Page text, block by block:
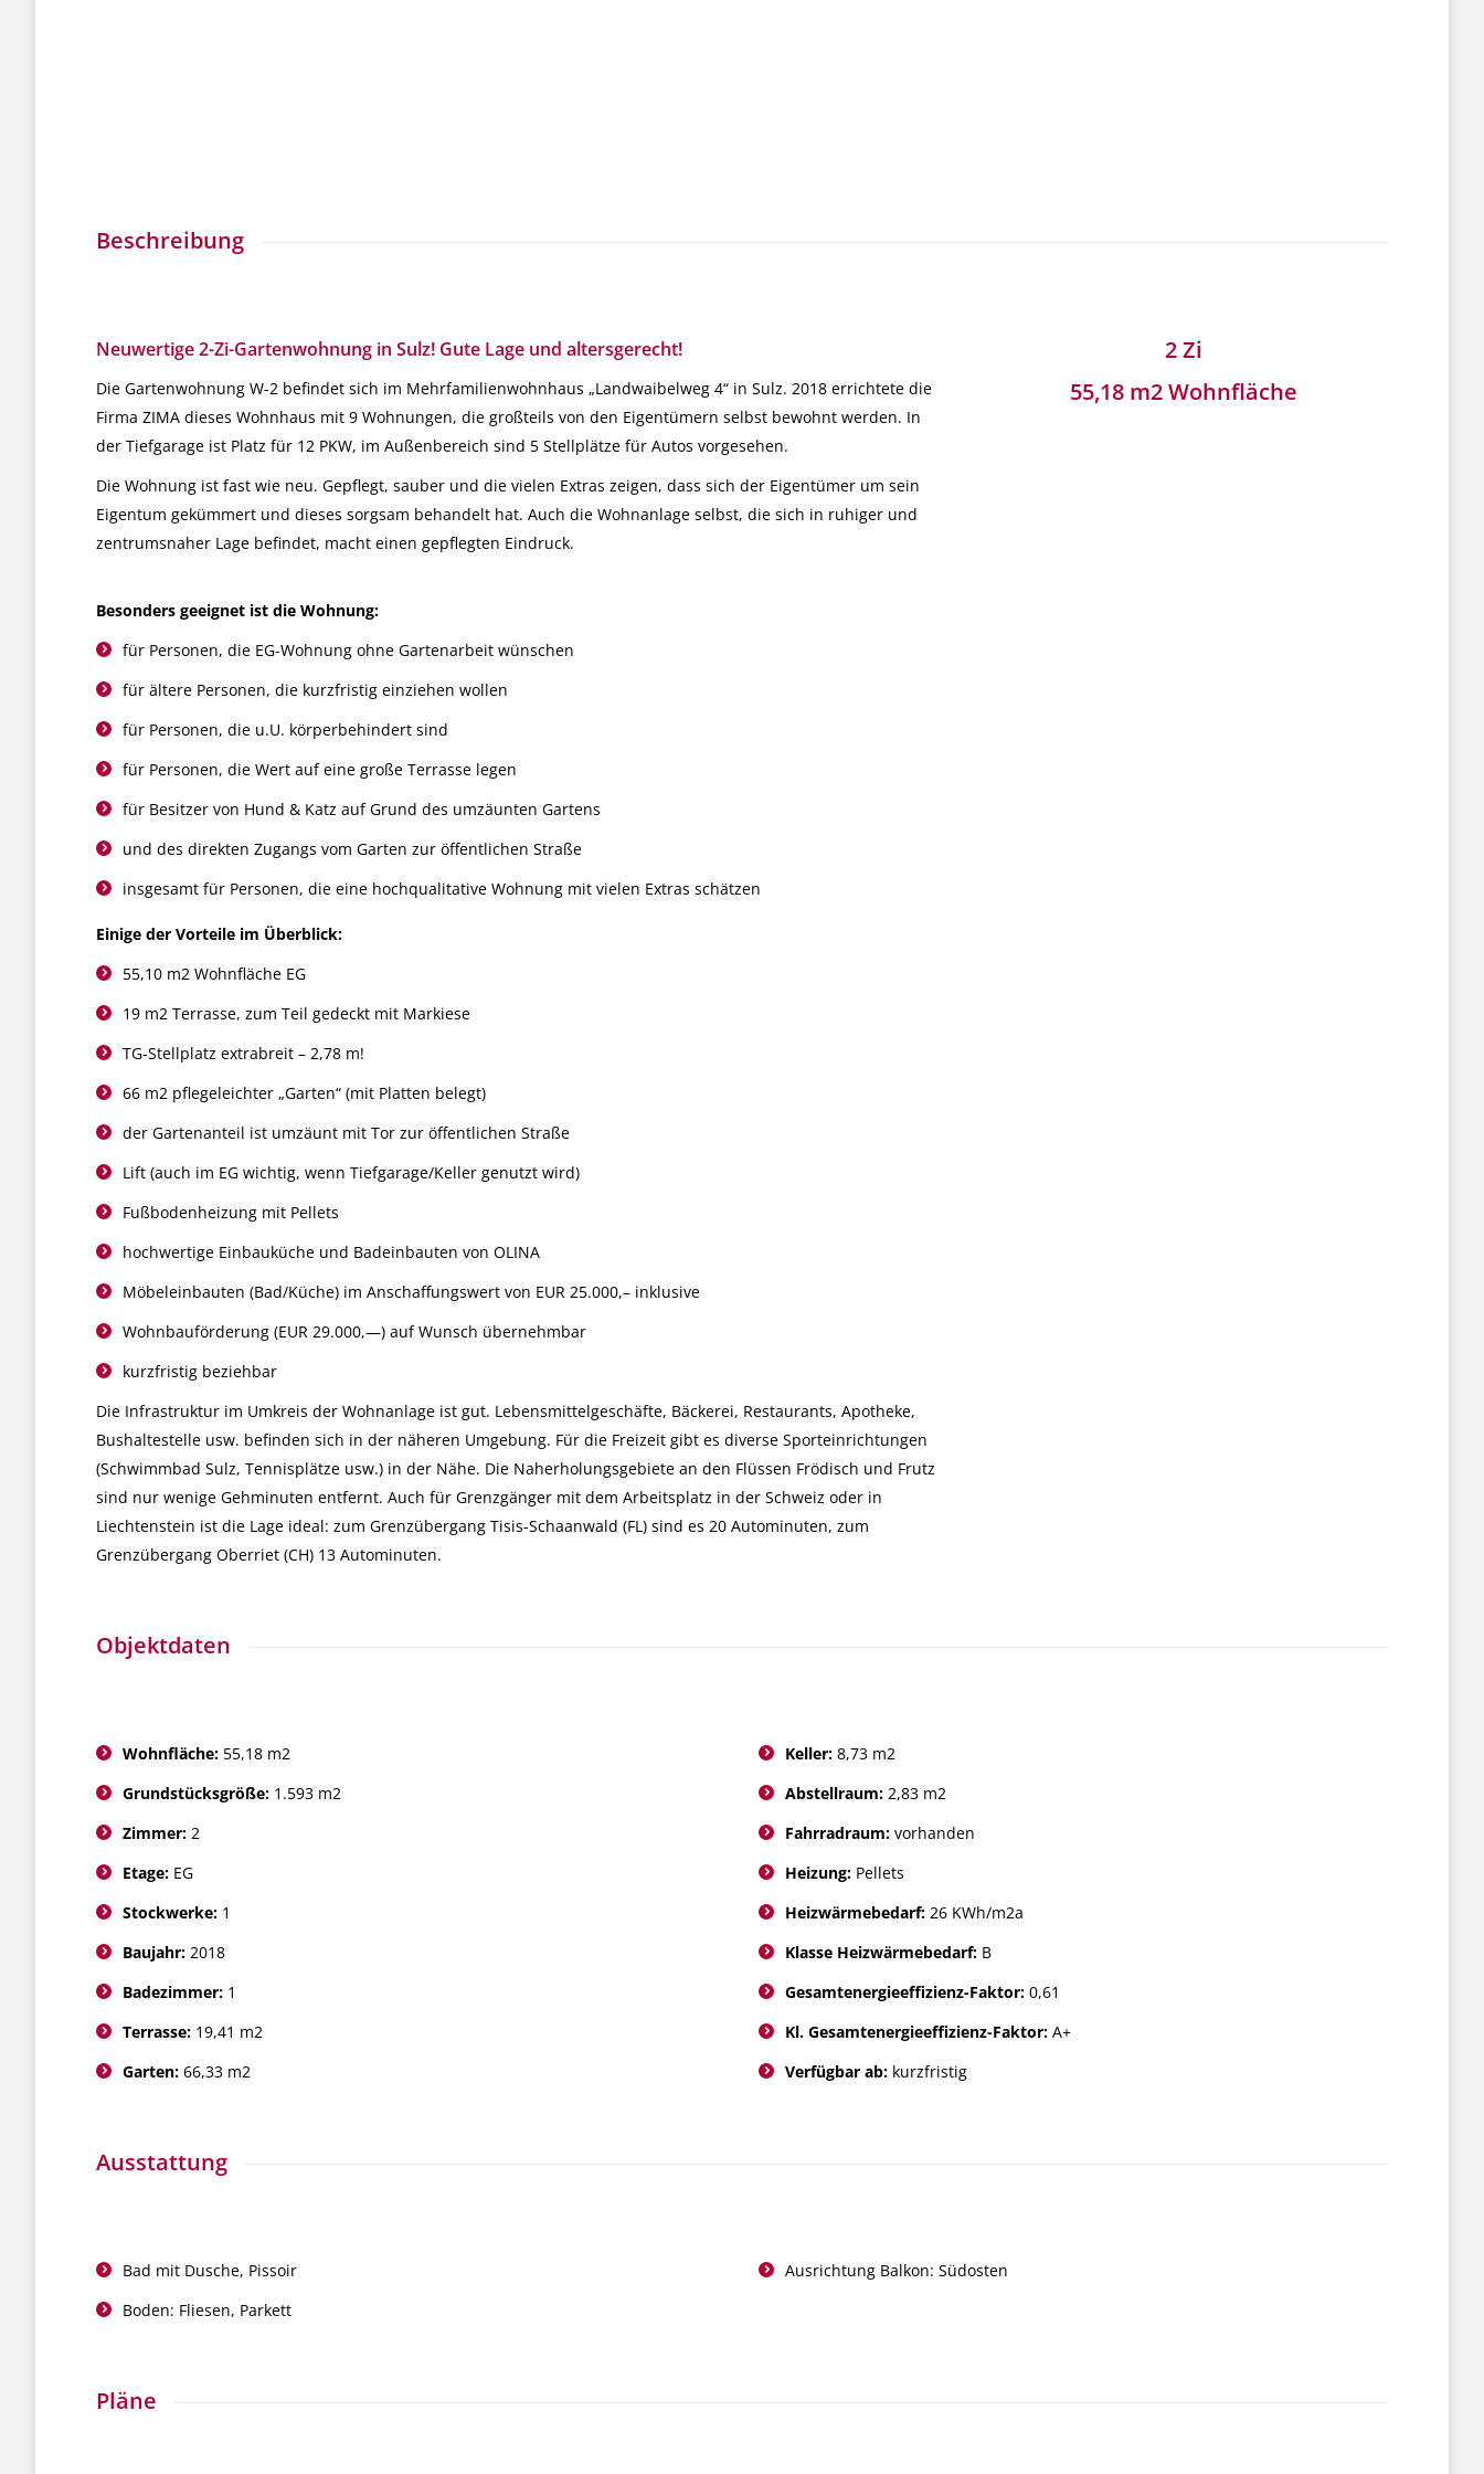
Beschreibung
Neuwertige 2-Zi-Gartenwohnung in Sulz! Gute Lage und altersgerecht!
Die Gartenwohnung W-2 befindet sich im Mehrfamilienwohnhaus „Landwaibelweg 4“ in Sulz. 2018 errichtete die
Firma ZIMA dieses Wohnhaus mit 9 Wohnungen, die großteils von den Eigentümern selbst bewohnt werden. In
der Tiefgarage ist Platz für 12 PKW, im Außenbereich sind 5 Stellplätze für Autos vorgesehen.
Die Wohnung ist fast wie neu. Gepflegt, sauber und die vielen Extras zeigen, dass sich der Eigentümer um sein
Eigentum gekümmert und dieses sorgsam behandelt hat. Auch die Wohnanlage selbst, die sich in ruhiger und
zentrumsnaher Lage befindet, macht einen gepflegten Eindruck.
Besonders geeignet ist die Wohnung:
für Personen, die EG-Wohnung ohne Gartenarbeit wünschen
für ältere Personen, die kurzfristig einziehen wollen
für Personen, die u.U. körperbehindert sind
für Personen, die Wert auf eine große Terrasse legen
für Besitzer von Hund & Katz auf Grund des umzäunten Gartens
und des direkten Zugangs vom Garten zur öffentlichen Straße
insgesamt für Personen, die eine hochqualitative Wohnung mit vielen Extras schätzen
Einige der Vorteile im Überblick:
55,10 m2 Wohnfläche EG
19 m2 Terrasse, zum Teil gedeckt mit Markiese
TG-Stellplatz extrabreit – 2,78 m!
66 m2 pflegeleichter „Garten“ (mit Platten belegt)
der Gartenanteil ist umzäunt mit Tor zur öffentlichen Straße
Lift (auch im EG wichtig, wenn Tiefgarage/Keller genutzt wird)
Fußbodenheizung mit Pellets
hochwertige Einbauküche und Badeinbauten von OLINA
Möbeleinbauten (Bad/Küche) im Anschaffungswert von EUR 25.000,– inklusive
Wohnbauförderung (EUR 29.000,—) auf Wunsch übernehmbar
kurzfristig beziehbar
Die Infrastruktur im Umkreis der Wohnanlage ist gut. Lebensmittelgeschäfte, Bäckerei, Restaurants, Apotheke,
Bushaltestelle usw. befinden sich in der näheren Umgebung. Für die Freizeit gibt es diverse Sporteinrichtungen
(Schwimmbad Sulz, Tennisplätze usw.) in der Nähe. Die Naherholungsgebiete an den Flüssen Frödisch und Frutz
sind nur wenige Gehminuten entfernt. Auch für Grenzgänger mit dem Arbeitsplatz in der Schweiz oder in
Liechtenstein ist die Lage ideal: zum Grenzübergang Tisis-Schaanwald (FL) sind es 20 Autominuten, zum
Grenzübergang Oberriet (CH) 13 Autominuten.
2 Zi
55,18 m2 Wohnfläche
Objektdaten
Wohnfläche: 55,18 m2
Grundstücksgröße: 1.593 m2
Zimmer: 2
Etage: EG
Stockwerke: 1
Baujahr: 2018
Badezimmer: 1
Terrasse: 19,41 m2
Garten: 66,33 m2
Keller: 8,73 m2
Abstellraum: 2,83 m2
Fahrradraum: vorhanden
Heizung: Pellets
Heizwärmebedarf: 26 KWh/m2a
Klasse Heizwärmebedarf: B
Gesamtenergieeffizienz-Faktor: 0,61
Kl. Gesamtenergieeffizienz-Faktor: A+
Verfügbar ab: kurzfristig
Ausstattung
Bad mit Dusche, Pissoir
Boden: Fliesen, Parkett
Ausrichtung Balkon: Südosten
Pläne